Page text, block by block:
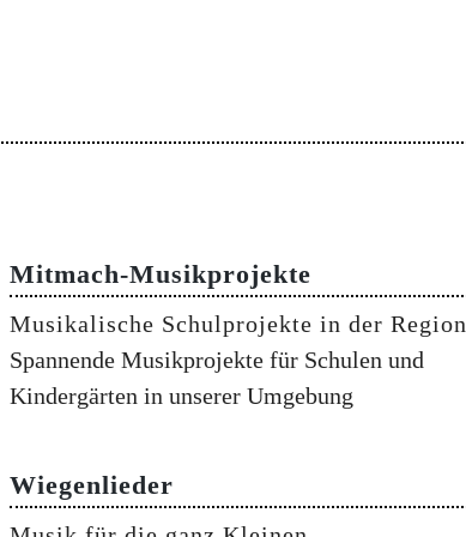
Mitmach-Musikprojekte
Musikalische Schulprojekte in der Region
Spannende Musikprojekte für Schulen und
Kindergärten in unserer Umgebung
Wiegenlieder